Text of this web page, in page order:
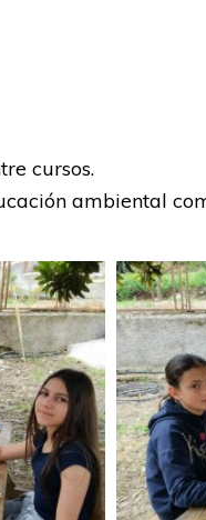
cursos.
ambiental